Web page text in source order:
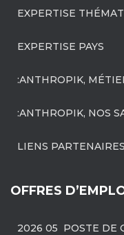
EXPERTISE
EXPERTISE PAYS
:ANTHROPIK,
:ANTHROPIK, NOS
LIENS PARTENAIRES
OFFRES
2026 05 POSTE DE